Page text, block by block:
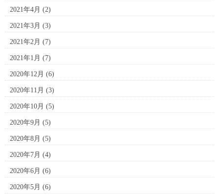
2021年4月 (2)
2021年3月 (3)
2021年2月 (7)
2021年1月 (7)
2020年12月 (6)
2020年11月 (3)
2020年10月 (5)
2020年9月 (5)
2020年8月 (5)
2020年7月 (4)
2020年6月 (6)
2020年5月 (6)